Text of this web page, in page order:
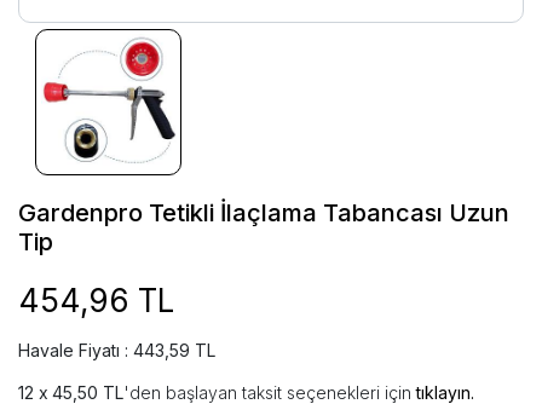
Gardenpro Tetikli İlaçlama Tabancası Uzun
Tip
454,96 TL
Havale Fiyatı : 443,59 TL
45,50 TL'den başlayan taksit seçenekleri içintıklayın.